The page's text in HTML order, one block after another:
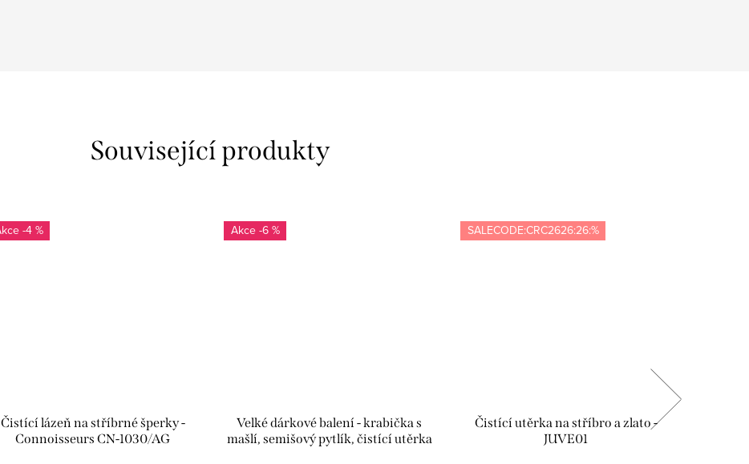
Související produkty
-4 %
Čistící lázeň na stříbrné šperky -
Connoisseurs CN-1030/AG
-6 %
Velké dárkové balení - krabička s
mašlí, semišový pytlík, čistící utěrka
SALECODE:CRC2626:26:%
Čistící utěrka na stříbro a zlato -
JUVE01